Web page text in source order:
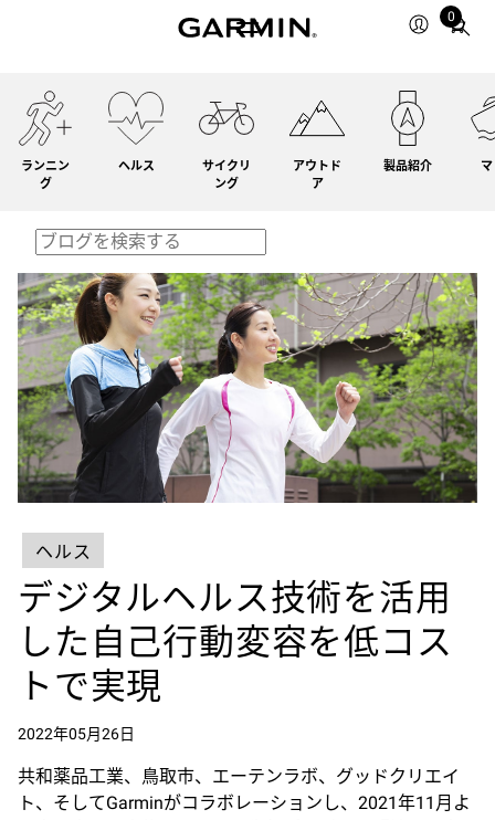
0
Total
ランニン
グ
ヘルス
サイクリ
ング
アウトド
ア
製品紹介
ヘルス
デジタルヘルス技術を活用
した自己行動変容を低コス
トで実現
2022年05月26日
共和薬品工業、鳥取市、エーテンラボ、グッドクリエイ
ト、そしてGarminがコラボレーションし、2021年11月よ